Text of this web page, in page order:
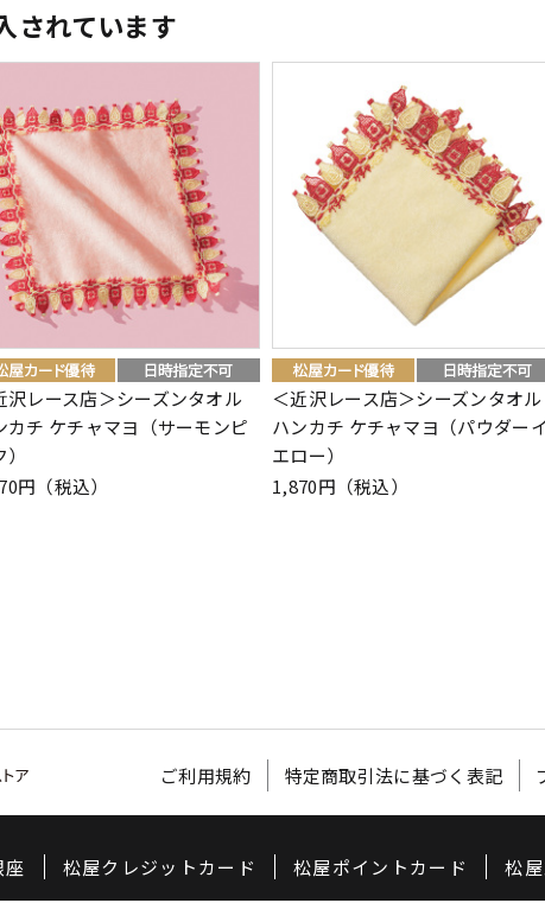
されています
沢レース店＞シーズンタオル
カチ ケチャマヨ（サーモンピ
円（税込）
＜近沢レース店＞シーズンタオル
ハンカチ ケチャマヨ（パウダーイ
エロー）
1,870円（税込）
ご利用規約 特定商取引法に基づく表記
松屋クレジットカード 松屋ポイントカード 松